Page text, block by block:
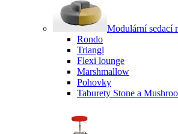
Modulární sedací
Rondo
Triangl
Flexi lounge
Marshmallow
Pohovky
Taburety Stone a